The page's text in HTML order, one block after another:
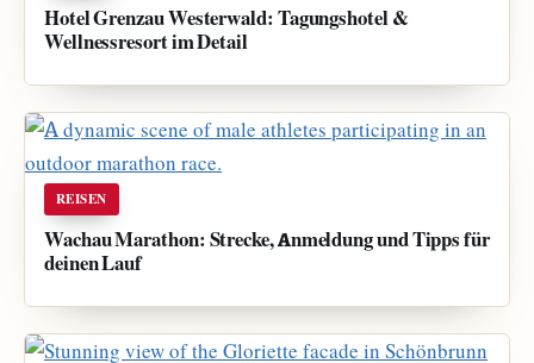
Hotel Grenzau Westerwald: Tagungshotel &
Wellnessresort im Detail
REISEN
Wachau Marathon: Strecke, Anmeldung und Tipps für
deinen Lauf